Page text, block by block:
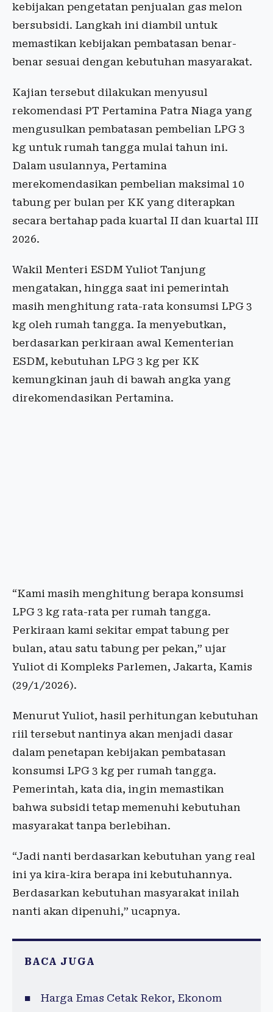
kebijakan pengetatan penjualan gas melon
bersubsidi. Langkah ini diambil untuk
memastikan kebijakan pembatasan benar-
benar sesuai dengan kebutuhan masyarakat.
Kajian tersebut dilakukan menyusul
rekomendasi PT Pertamina Patra Niaga yang
mengusulkan pembatasan pembelian LPG 3
kg untuk rumah tangga mulai tahun ini.
Dalam usulannya, Pertamina
merekomendasikan pembelian maksimal 10
tabung per bulan per KK yang diterapkan
secara bertahap pada kuartal II dan kuartal III
2026.
Wakil Menteri ESDM Yuliot Tanjung
mengatakan, hingga saat ini pemerintah
masih menghitung rata-rata konsumsi LPG 3
kg oleh rumah tangga. Ia menyebutkan,
berdasarkan perkiraan awal Kementerian
ESDM, kebutuhan LPG 3 kg per KK
kemungkinan jauh di bawah angka yang
direkomendasikan Pertamina.
“Kami masih menghitung berapa konsumsi
LPG 3 kg rata-rata per rumah tangga.
Perkiraan kami sekitar empat tabung per
bulan, atau satu tabung per pekan,” ujar
Yuliot di Kompleks Parlemen, Jakarta, Kamis
(29/1/2026).
Menurut Yuliot, hasil perhitungan kebutuhan
riil tersebut nantinya akan menjadi dasar
dalam penetapan kebijakan pembatasan
konsumsi LPG 3 kg per rumah tangga.
Pemerintah, kata dia, ingin memastikan
bahwa subsidi tetap memenuhi kebutuhan
masyarakat tanpa berlebihan.
“Jadi nanti berdasarkan kebutuhan yang real
ini ya kira-kira berapa ini kebutuhannya.
Berdasarkan kebutuhan masyarakat inilah
nanti akan dipenuhi,” ucapnya.
BACA JUGA
Harga Emas Cetak Rekor, Ekonom